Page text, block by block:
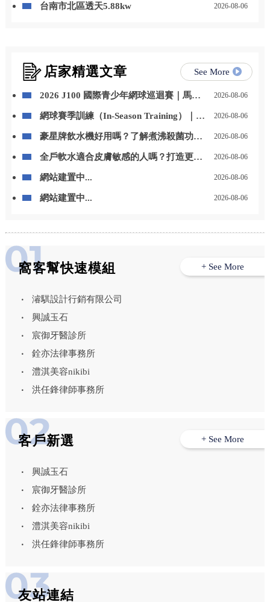
消毒,高雄除蟲公司,高雄環境消毒
台南市北區透天5.88kw 2026-08-06
店家精選文章 See More
2026 J100 國際青少年網球巡迴賽｜馬來
2026-08-06
網球賽季訓練（In-Season Training）｜如
2026-08-06
豪星牌飲水機好用嗎？了解煮沸殺菌功能
雄飲水機推薦
2026-08-06
全戶軟水適合皮膚敏感的人嗎？打造更舒
高雄全戶軟水設備安裝
2026-08-06
網站建置中... 2026-08-06
網站建置中... 2026-08-06
窩客幫快速模組
濬騏設計行銷有限公司
興誠玉石
宸御牙醫診所
銓亦法律事務所
澧淇美容nikibi
洪任鋒律師事務所
+ See More
客戶新選
興誠玉石
宸御牙醫診所
銓亦法律事務所
澧淇美容nikibi
洪任鋒律師事務所
+ See More
友站連結